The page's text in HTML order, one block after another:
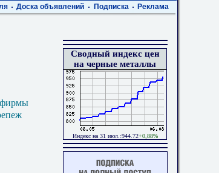
Доска объявлений Подписка Реклама
фирмы
Сводный индекс цен
на черные металлы
Индекс на 31 июл.:944.72+0,88%